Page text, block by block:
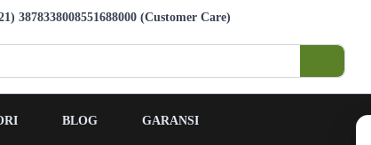
3878338008551688000 (Customer Care)
BLOG GARANSI